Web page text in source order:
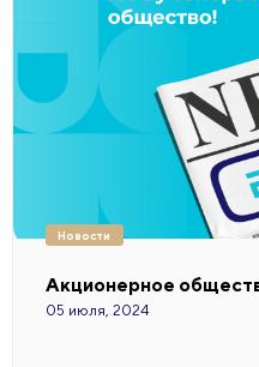
Новости
Акционерное
05 июля, 2024